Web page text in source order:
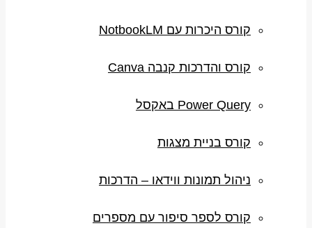
קורס היכרות עם NotbookLM
קורס והדרכות קנבה Canva
Power Query באקסל
קורס בניית מצגות
ניהול תמונות ווידאו – הדרכות
קורס לספר סיפור עם מספרים